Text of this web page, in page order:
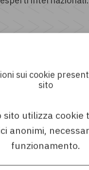
sui cookie
sito
sito utilizza cookie
anonimi,
funzionamento.